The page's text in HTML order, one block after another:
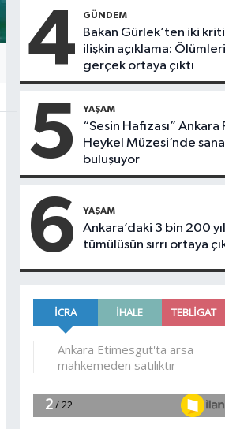
4 GÜNDEM
Bakan Gürlek’ten iki
ilişkin açıklama:
gerçek ortaya çıktı
5 YAŞAM
“Sesin Hafızası” Ankara
Heykel Müzesi’nde
buluşuyor
6 YAŞAM
Ankara’daki 3 bin 200
tümülüsün sırrı ortaya